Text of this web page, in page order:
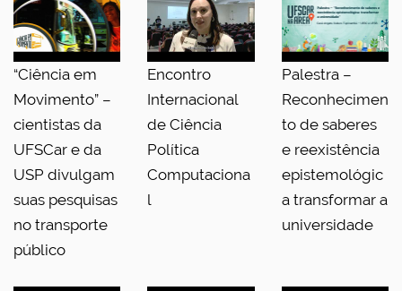
“Ciência em
Movimento” –
cientistas da
UFSCar e da
USP divulgam
suas pesquisas
no transporte
público
Encontro
Internacional
de Ciência
Política
Computaciona
l
Palestra –
Reconhecimen
to de saberes
e reexistência
epistemológic
a transformar a
universidade